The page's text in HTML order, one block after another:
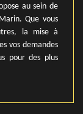
au sein de
Que vous
la mise à
vos demandes
pour des plus